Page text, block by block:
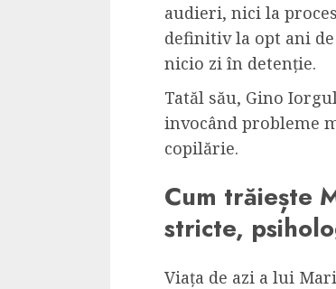
audieri, nici la
definitiv la opt ani
nicio zi în detenție.
Tatăl său, Gino
invocând probleme
copilărie.
Cum trăiește
stricte,
Viața de azi a lui